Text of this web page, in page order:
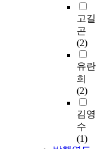
고길
곤
(2)
유란
희
(2)
김영
수
(1)